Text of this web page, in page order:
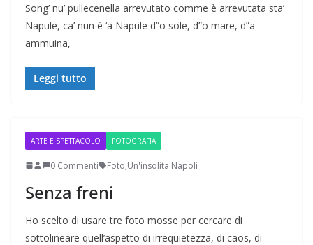
Song’ nu’ pullecenella arrevutato comme è arrevutata sta’
Napule, ca’ nun è ‘a Napule d”o sole, d”o mare, d”a
ammuina,
Leggi tutto
ARTE E SPETTACOLO FOTOGRAFIA
0 Commenti Foto,Un'insolita Napoli
Senza freni
Ho scelto di usare tre foto mosse per cercare di
sottolineare quell’aspetto di irrequietezza, di caos, di